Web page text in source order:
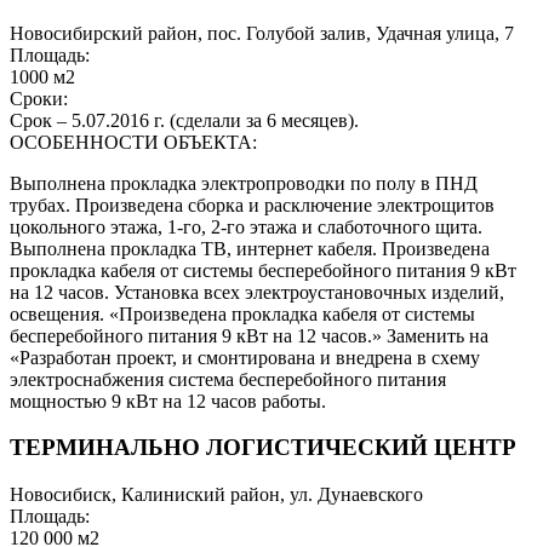
Новосибирский район, пос. Голубой залив, Удачная улица, 7
Площадь:
1000 м2
Сроки:
Срок – 5.07.2016 г. (сделали за 6 месяцев).
ОСОБЕННОСТИ ОБЪЕКТА:
Выполнена прокладка электропроводки по полу в ПНД
трубах. Произведена сборка и расключение электрощитов
цокольного этажа, 1-го, 2-го этажа и слаботочного щита.
Выполнена прокладка ТВ, интернет кабеля. Произведена
прокладка кабеля от системы бесперебойного питания 9 кВт
на 12 часов. Установка всех электроустановочных изделий,
освещения. «Произведена прокладка кабеля от системы
бесперебойного питания 9 кВт на 12 часов.» Заменить на
«Разработан проект, и смонтирована и внедрена в схему
электроснабжения система бесперебойного питания
мощностью 9 кВт на 12 часов работы.
ТЕРМИНАЛЬНО ЛОГИСТИЧЕСКИЙ ЦЕНТР
Новосибиск, Калиниский район, ул. Дунаевского
Площадь:
120 000 м2